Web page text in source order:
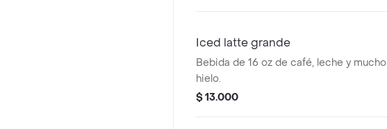
Iced latte grande
Bebida de 16 oz de café, leche y mucho
hielo.
$ 13.000